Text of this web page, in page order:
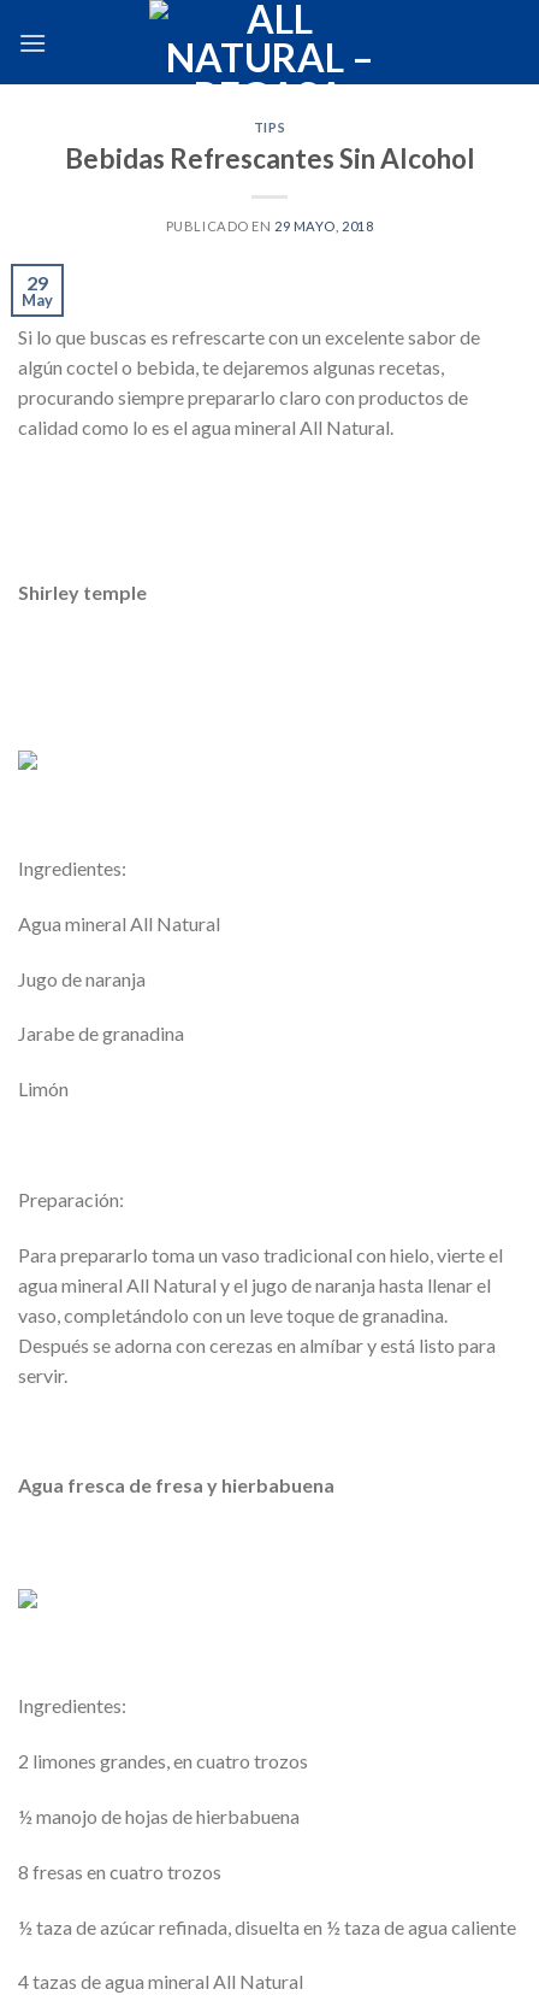
TIPS
Bebidas Refrescantes Sin Alcohol
PUBLICADO EN 29 MAYO, 2018
29
May
Si lo que buscas es refrescarte con un excelente sabor de
algún coctel o bebida, te dejaremos algunas recetas,
procurando siempre prepararlo claro con productos de
calidad como lo es el agua mineral All Natural.
Shirley temple
Ingredientes:
Agua mineral All Natural
Jugo de naranja
Jarabe de granadina
Limón
Preparación:
Para prepararlo toma un vaso tradicional con hielo, vierte el
agua mineral All Natural y el jugo de naranja hasta llenar el
vaso, completándolo con un leve toque de granadina.
Después se adorna con cerezas en almíbar y está listo para
servir.
Agua fresca de fresa y hierbabuena
Ingredientes:
2 limones grandes, en cuatro trozos
½ manojo de hojas de hierbabuena
8 fresas en cuatro trozos
½ taza de azúcar refinada, disuelta en ½ taza de agua caliente
4 tazas de agua mineral All Natural